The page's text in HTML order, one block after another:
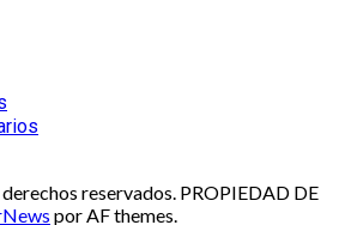
reservados. PROPIEDAD DE
por AF themes.